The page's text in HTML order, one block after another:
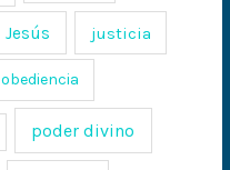
Jesús justicia
obediencia
poder divino